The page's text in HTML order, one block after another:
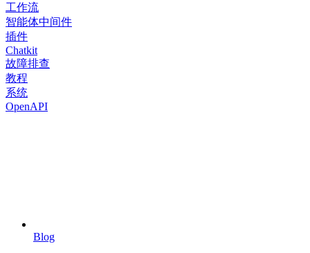
工作流
智能体中间件
插件
Chatkit
故障排查
教程
系统
OpenAPI
Blog